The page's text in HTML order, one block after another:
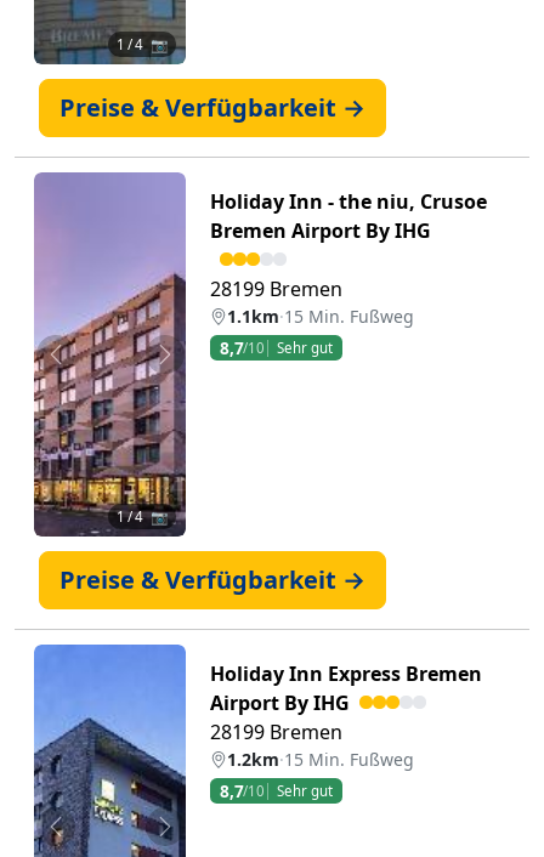
1 / 4 📷
Preise & Verfügbarkeit →
Zurück Weiter
1/ 4 📷
Holiday Inn - the niu, Crusoe
Bremen Airport By IHG
28199 Bremen
1.1km·15 Min. Fußweg
8,7/10 Sehr gut
Preise & Verfügbarkeit →
Zurück Weiter
Holiday Inn Express Bremen
Airport By IHG
28199 Bremen
1.2km·15 Min. Fußweg
8,7/10 Sehr gut